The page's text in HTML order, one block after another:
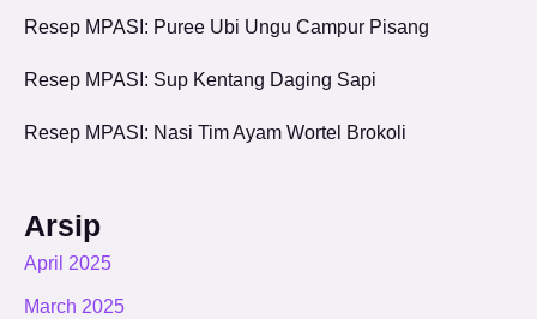
Resep MPASI: Puree Ubi Ungu Campur Pisang
Resep MPASI: Sup Kentang Daging Sapi
Resep MPASI: Nasi Tim Ayam Wortel Brokoli
Arsip
April 2025
March 2025